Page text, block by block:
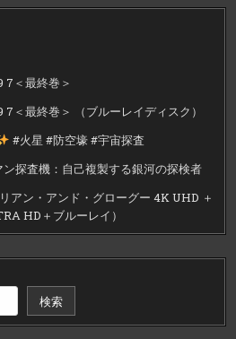
7＜最終巻＞
＜最終巻＞ （ブルーレイディスク）
#火星 #防空壕 #宇宙探査
探査機：自己複製する銀河の探検者
アン・アンド・グローグー 4K UHD ＋
HD＋ブルーレイ）
検索